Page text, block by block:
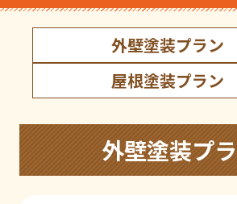
外壁塗装プラン
屋根塗装プラン
外壁塗装プ